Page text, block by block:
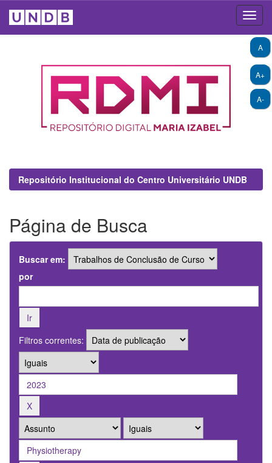
A+
A-
A
Repositório Institucional do Centro Universitário UNDB
Página de Busca
Buscar em:
por
Filtros correntes: